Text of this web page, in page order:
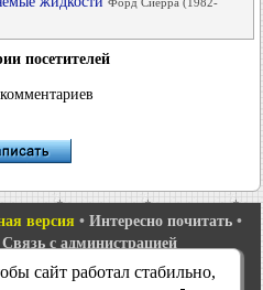
посетителей
версия • Интересно почитать •
Связь с администрацией
2•Мондео 1•Мондео 1 и 2•
сайт работал стабильно,